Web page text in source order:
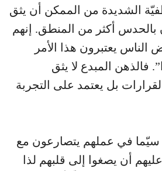
الشديدة من الممكن أن يثق
بالحدس أكثر من المنطق. إنهم
الناس يعتبرون هذا الأمر
فالذهن المبدع لا يثق
بل يعتمد على التجربة
سيّما في عملهم يتصارعون مع
أن يصغوا إلى قلبهم لذا